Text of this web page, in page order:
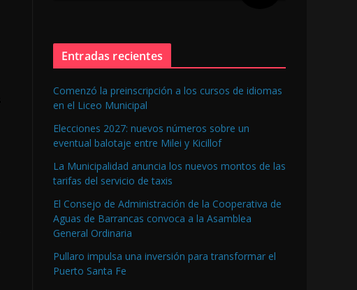
Entradas recientes
Comenzó la preinscripción a los cursos de idiomas
en el Liceo Municipal
Elecciones 2027: nuevos números sobre un
eventual balotaje entre Milei y Kicillof
La Municipalidad anuncia los nuevos montos de las
tarifas del servicio de taxis
El Consejo de Administración de la Cooperativa de
Aguas de Barrancas convoca a la Asamblea
General Ordinaria
Pullaro impulsa una inversión para transformar el
Puerto Santa Fe